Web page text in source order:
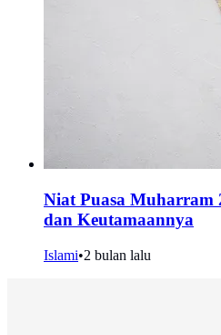
Niat Puasa Muharram
dan Keutamaannya
Islami•2 bulan lalu